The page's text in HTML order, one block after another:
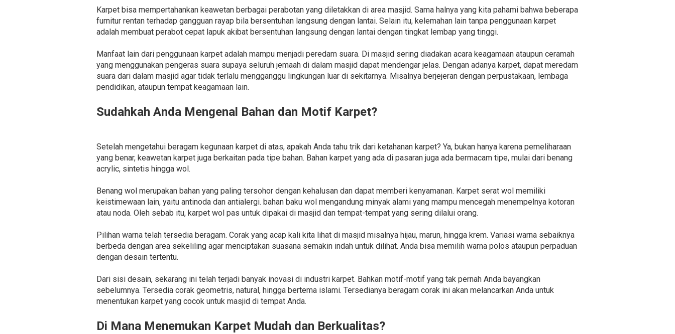
Karpet bisa mempertahankan keawetan berbagai perabotan yang diletakkan di area masjid. Sama halnya yang kita pahami bahwa beberapa
furnitur rentan terhadap gangguan rayap bila bersentuhan langsung dengan lantai. Selain itu, kelemahan lain tanpa penggunaan karpet
adalah membuat perabot cepat lapuk akibat bersentuhan langsung dengan lantai dengan tingkat lembap yang tinggi.
Manfaat lain dari penggunaan karpet adalah mampu menjadi peredam suara. Di masjid sering diadakan acara keagamaan ataupun ceramah
yang menggunakan pengeras suara supaya seluruh jemaah di dalam masjid dapat mendengar jelas. Dengan adanya karpet, dapat meredam
suara dari dalam masjid agar tidak terlalu mengganggu lingkungan luar di sekitarnya. Misalnya berjejeran dengan perpustakaan, lembaga
pendidikan, ataupun tempat keagamaan lain.
Sudahkah Anda Mengenal Bahan dan Motif Karpet?
Setelah mengetahui beragam kegunaan karpet di atas, apakah Anda tahu trik dari ketahanan karpet? Ya, bukan hanya karena pemeliharaan
yang benar, keawetan karpet juga berkaitan pada tipe bahan. Bahan karpet yang ada di pasaran juga ada bermacam tipe, mulai dari benang
acrylic, sintetis hingga wol.
Benang wol merupakan bahan yang paling tersohor dengan kehalusan dan dapat memberi kenyamanan. Karpet serat wol memiliki
keistimewaan lain, yaitu antinoda dan antialergi. bahan baku wol mengandung minyak alami yang mampu mencegah menempelnya kotoran
atau noda. Oleh sebab itu, karpet wol pas untuk dipakai di masjid dan tempat-tempat yang sering dilalui orang.
Pilihan warna telah tersedia beragam. Corak yang acap kali kita lihat di masjid misalnya hijau, marun, hingga krem. Variasi warna sebaiknya
berbeda dengan area sekeliling agar menciptakan suasana semakin indah untuk dilihat. Anda bisa memilih warna polos ataupun perpaduan
dengan desain tertentu.
Dari sisi desain, sekarang ini telah terjadi banyak inovasi di industri karpet. Bahkan motif-motif yang tak pernah Anda bayangkan
sebelumnya. Tersedia corak geometris, natural, hingga bertema islami. Tersedianya beragam corak ini akan melancarkan Anda untuk
menentukan karpet yang cocok untuk masjid di tempat Anda.
Di Mana Menemukan Karpet Mudah dan Berkualitas?